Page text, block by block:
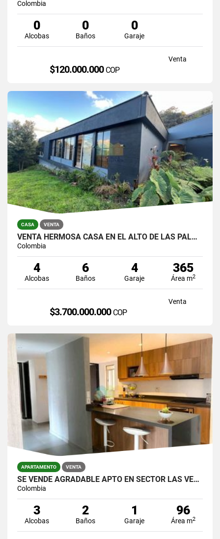
Colombia
0
Alcobas
0
Baños
0
Garaje
Venta
$120.000.000 COP
CASA VENTA
VENTA HERMOSA CASA EN EL ALTO DE LAS PALMAS, EL POBLADO
Colombia
4
Alcobas
6
Baños
4
Garaje
365
Área m2
Venta
$3.700.000.000 COP
APARTAMENTO VENTA
SE VENDE AGRADABLE APTO EN SECTOR LAS VEGAS,CERCA A JUMBO.
Colombia
3
Alcobas
2
Baños
1
Garaje
96
Área m2